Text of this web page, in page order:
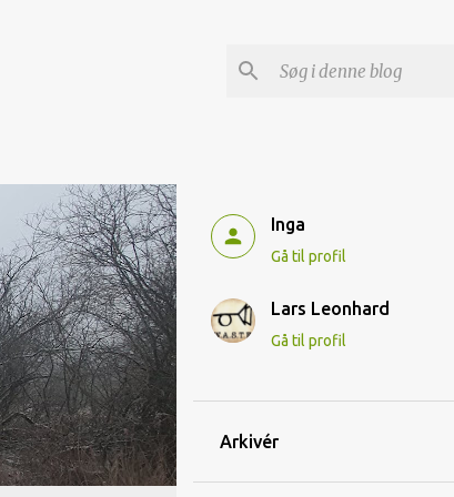
Inga
Gå til profil
Lars Leonhard
Gå til profil
Arkivér